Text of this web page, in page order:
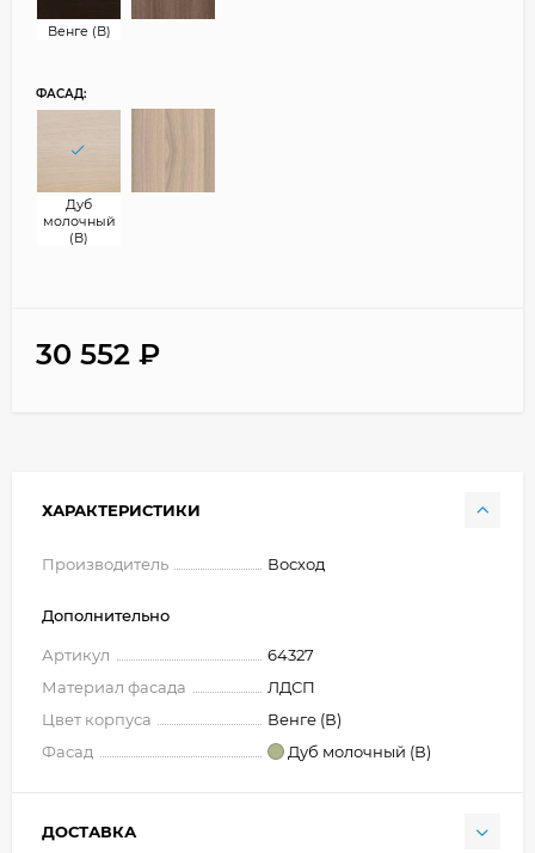
Венге (В)
ФАСАД:
Дуб
молочный
(В)
30 552 ₽
ХАРАКТЕРИСТИКИ
Производитель Восход
Дополнительно
Артикул
64327
Материал фасада
ЛДСП
Цвет корпуса
Венге (В)
Фасад
Дуб молочный (В)
ДОСТАВКА